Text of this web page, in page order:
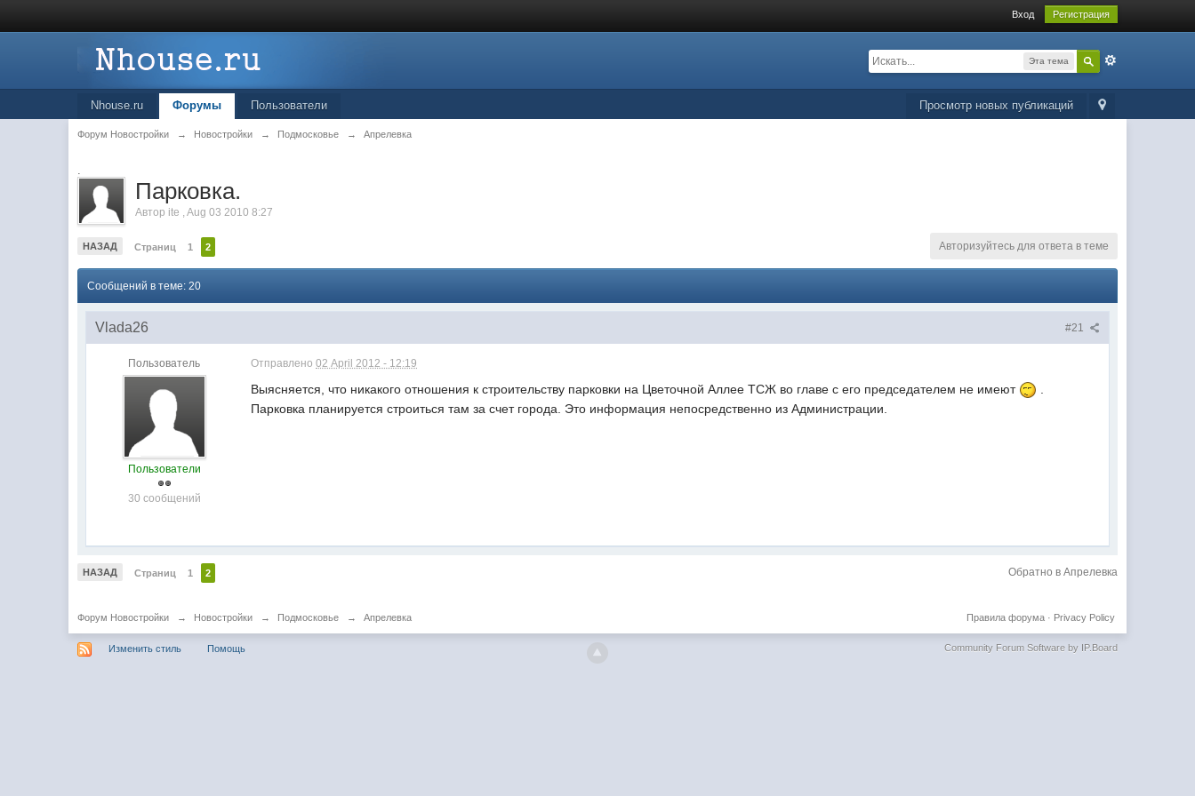
Вход Регистрация
Эта тема
Просмотр новых публикаций
Nhouse.ru Форумы Пользователи
Форум Новостройки → Новостройки → Подмосковье → Апрелевка
.
Парковка.
Автор ite ,Aug 03 2010 8:27
НАЗАД Страниц 1 2 Авторизуйтесь для ответа в теме
Сообщений в теме: 20
#21
Vlada26
Пользователь
Пользователи
30 сообщений
Отправлено02 April 2012 - 12:19
Выясняется, что никакого отношения к строительству парковки на Цветочной Аллее ТСЖ во главе с его председателем не имеют
Парковка планируется строиться там за счет города. Это информация непосредственно из Администрации.
НАЗАД Страниц 1 2 Обратно в Апрелевка
Форум Новостройки → Новостройки → Подмосковье → Апрелевка Privacy Policy
Правила форума·
Изменить стиль Помощь Community Forum Software by IP.Board